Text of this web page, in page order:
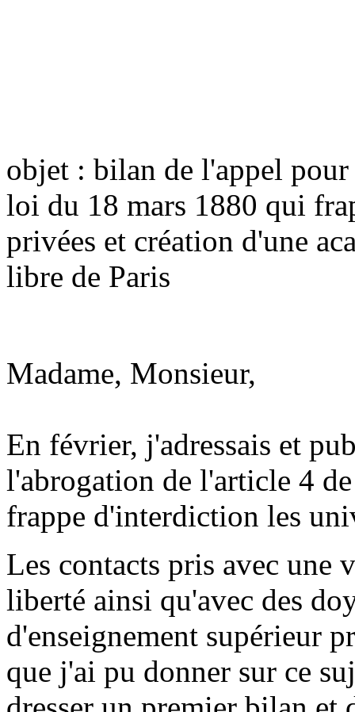
objet : bilan de l'appel
loi du 18 mars 1880 qui
privées et création d'une
libre de Paris
Madame, Monsieur,
En février, j'adressais et
l'abrogation de l'article 4
frappe d'interdiction les
Les contacts pris avec une
liberté ainsi qu'avec des
d'enseignement supérieur
que j'ai pu donner sur ce